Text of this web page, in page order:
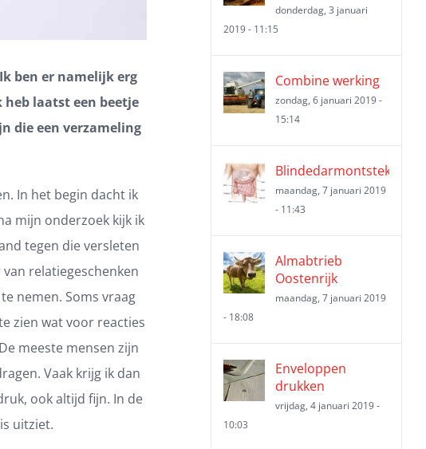
ben er namelijk erg
laatst een beetje
die een verzameling
In het begin dacht ik
mijn onderzoek kijk ik
tegen die versleten
relatiegeschenken
nemen. Soms vraag
zien wat voor reacties
meeste mensen zijn
Vaak krijg ik dan
ook altijd fijn. In de
uitziet.
donderdag, 3 januari
2019 - 11:15
Combine werking
zondag, 6 januari 2019 -
15:14
Blindedarmontsteking
maandag, 7 januari 2019
- 11:43
Almabtrieb
Oostenrijk
maandag, 7 januari 2019
- 18:08
Enveloppen
drukken
vrijdag, 4 januari 2019 -
10:03